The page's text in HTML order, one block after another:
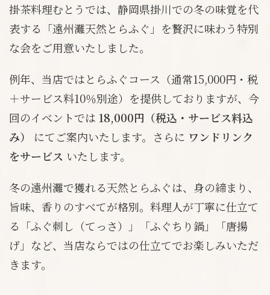
掛茶料理むとうでは、静岡県掛川での冬の味覚を代
表する「遠州灘天然とらふぐ」を贅沢に味わう特別
な会をご用意いたしました。
例年、当店ではとらふぐコース（通常15,000円・税
＋サービス料10％別途）を提供しておりますが、今
回のイベントでは 18,000円（税込・サービス料込
み）
にてご案内いたします。さらに ワンドリンク
をサービス いたします。
冬の遠州灘で獲れる天然とらふぐは、身の締まり、
旨味、香りのすべてが格別。料理人が丁寧に仕立て
る「ふぐ刺し（てっさ）」「ふぐちり鍋」「唐揚
げ」など、当店ならではの仕立てでお楽しみいただ
きます。